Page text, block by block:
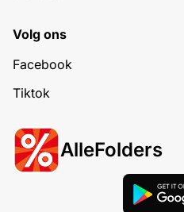
Volg ons
Facebook
Tiktok
AlleFolders